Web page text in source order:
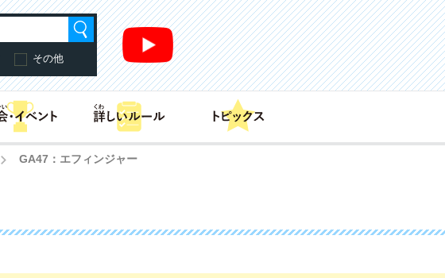
その他
はじめての方へ・あそび方商品情報 カードリスト
GA47：エフィンジャー